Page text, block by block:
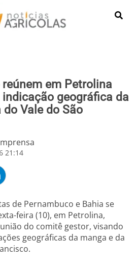
em Petrolina
geográfica da
Vale do São
21:14
de Pernambuco e Bahia se
feira (10), em Petrolina,
do comitê gestor, visando
geográficas da manga e da